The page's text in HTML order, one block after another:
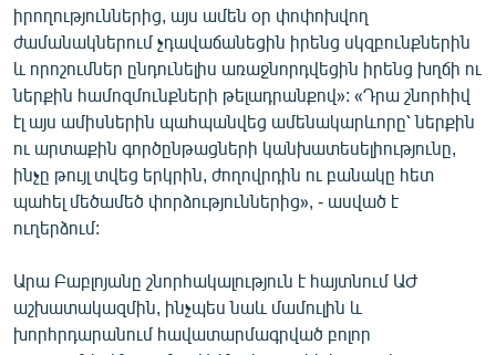
իրողություններից, այս ամեն օր փոփոխվող
ժամանակներում չդավաճանեցին իրենց սկզբունքներին
և որոշումներ ընդունելիս առաջնորդվեցին իրենց խղճի ու
ներքին համոզմունքների թելադրանքով»: «Դրա շնորհիվ
էլ այս ամիսներին պահպանվեց ամենակարևորը՝ ներքին
ու արտաքին գործընթացների կանխատեսելիությունը,
ինչը թույլ տվեց երկրին, ժողովրդին ու բանակը հետ
պահել մեծամեծ փորձություններից», - ասված է
ուղերձում:
Արա Բաբլոյանը շնորհակալություն է հայտնում ԱԺ
աշխատակազմին, ինչպես նաև մամուլին և
խորհրդարանում հավատարմագրված բոլոր